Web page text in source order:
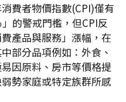
費者物價指數(CPI)僅有
的警戒門檻，但CPI反
產品與服務」漲幅，在
部分品項例如：外食、
因原料、房市等價格提
勢家庭或特定族群所感